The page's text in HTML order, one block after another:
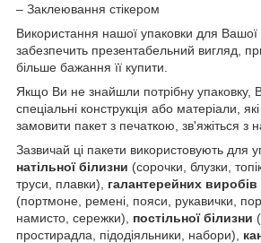
– Заклеювання стікером
Використання нашої упаковки для Вашої
забезпечить презентабельний вигляд,
більше бажання її купити.
Якщо Ви не знайшли потрібну упаковку,
спеціальні конструкція або матеріали,
замовити пакет з печаткою, зв'яжіться з
Зазвичай ці пакети використовують для
натільної білизни (сорочки, блузки,
труси, плавки), галантерейних виробів
(портмоне, ремені, пояси, рукавички,
намисто, сережки), постільної білизни
простирадла, підодіяльники, набори),